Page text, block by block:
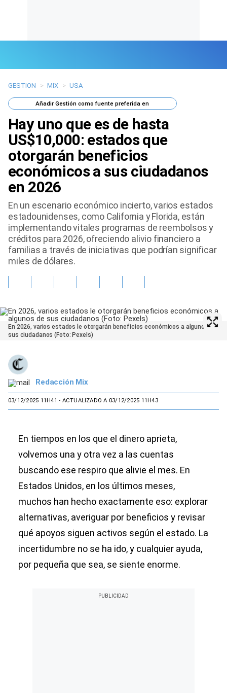
Últimas Noticias
Mi Bolsillo
Respuestas
Gente
Vida Laboral
Tendencias Mix
Sports
GESTION > MIX > USA
AñadirGestión como fuente preferida en
Hay uno que es de hasta
US$10,000: estados que
otorgarán beneficios
económicos a sus ciudadanos
en 2026
En un escenario económico incierto, varios estados
estadounidenses, como California y Florida, están
implementando vitales programas de reembolsos y
créditos para 2026, ofreciendo alivio financiero a
familias a través de iniciativas que podrían significar
miles de dólares.
En 2026, varios estados le otorgarán beneficios económicos a algunos de
sus ciudadanos (Foto: Pexels)
Redacción Mix
03/12/2025 11H41 - ACTUALIZADO A 03/12/2025 11H43
En tiempos en los que el dinero aprieta,
volvemos una y otra vez a las cuentas
buscando ese respiro que alivie el mes. En
Estados Unidos, en los últimos meses,
muchos han hecho exactamente eso: explorar
alternativas, averiguar por beneficios y revisar
qué apoyos siguen activos según el estado. La
incertidumbre no se ha ido, y cualquier ayuda,
por pequeña que sea, se siente enorme.